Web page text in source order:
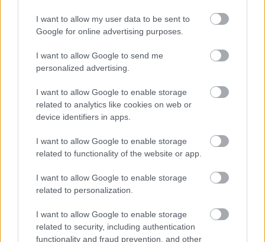
I want to allow my user data to be sent to
Google for online advertising purposes.
I want to allow Google to send me
personalized advertising.
I want to allow Google to enable storage
related to analytics like cookies on web or
device identifiers in apps.
I want to allow Google to enable storage
related to functionality of the website or app.
I want to allow Google to enable storage
related to personalization.
I want to allow Google to enable storage
related to security, including authentication
functionality and fraud prevention, and other
Sokkal kevesebb az új
építőiparban